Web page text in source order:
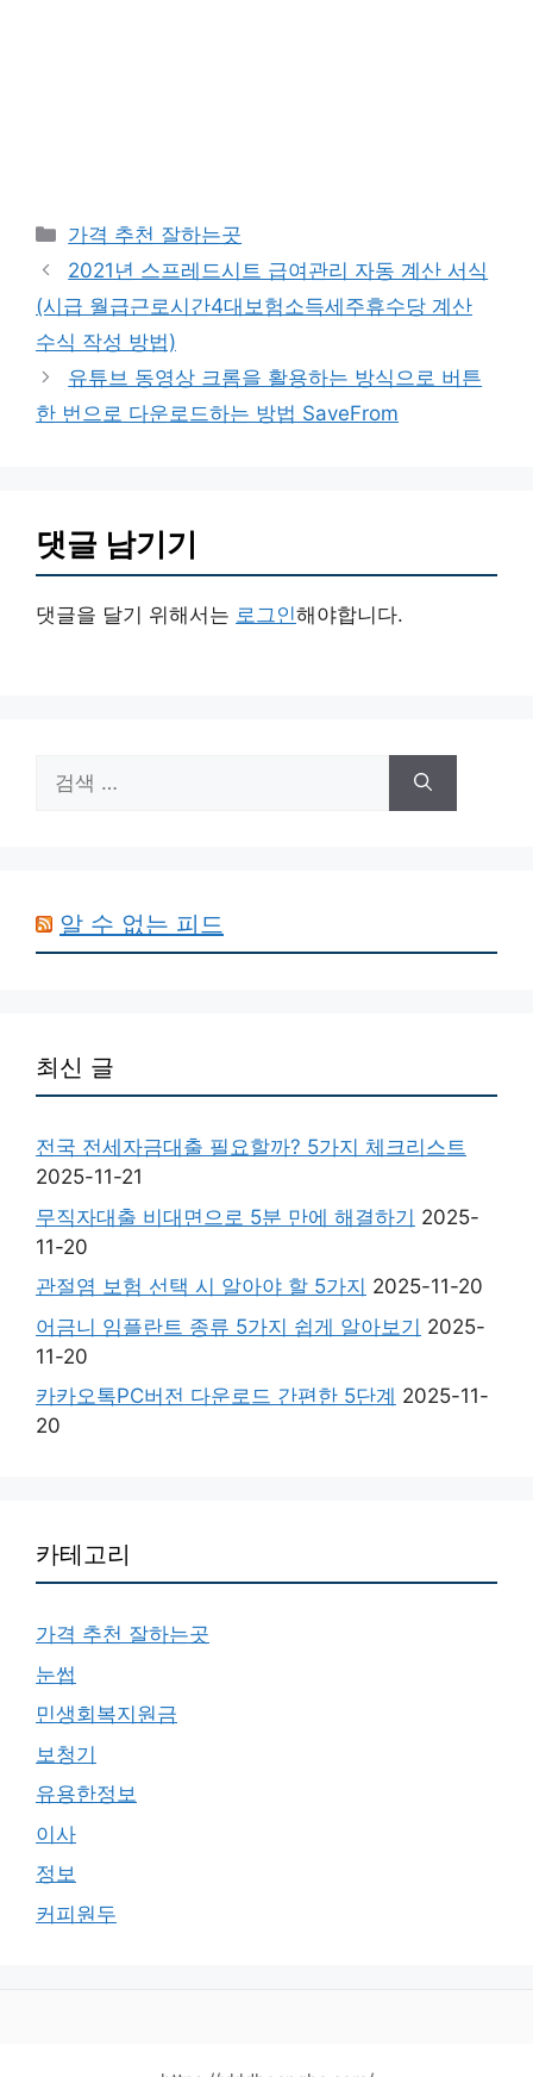
카
테
리
가격 추천 잘하는곳
2021년 스프레드시트 급여관리 자동 계산 서식
(시급 월급근로시간4대보험소득세주휴수당 계산
수식 작성 방법)
유튜브 동영상 크롬을 활용하는 방식으로 버튼
한 번으로 다운로드하는 방법 SaveFrom
댓글 남기기
댓글을 달기 위해서는 로그인해야합니다.
색:
알 수 없는 피드
최신 글
전국 전세자금대출 필요할까? 5가지 체크리스트
2025-11-21
무직자대출 비대면으로 5분 만에 해결하기 2025-
11-20
관절염 보험 선택 시 알아야 할 5가지 2025-11-20
어금니 임플란트 종류 5가지 쉽게 알아보기 2025-
11-20
카카오톡PC버전 다운로드 간편한 5단계 2025-11-
20
카테고리
가격 추천 잘하는곳
눈썹
민생회복지원금
보청기
유용한정보
이사
정보
커피원두